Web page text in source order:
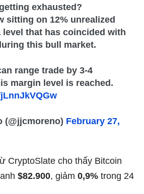
exhausted?
sitting on 12% unrealized
level that has coincided with
this bull market.
range trade by 3-4
margin level is reached.
February 27,
CryptoSlate cho thấy Bitcoin
$82.900, giảm 0,9% trong 24